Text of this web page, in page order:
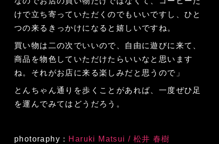
けで立ち寄っていただくのでもいいですし、ひと
つの来るきっかけになると嬉しいですね。
買い物は二の次でいいので、自由に遊びに来て、
商品を物色していただけたらいいなと思います
ね。それがお店に来る楽しみだと思うので」
とんちゃん通りを歩くことがあれば、一度ぜひ足
を運んでみてはどうだろう。
photoraphy： Haruki Matsui / 松井 春樹